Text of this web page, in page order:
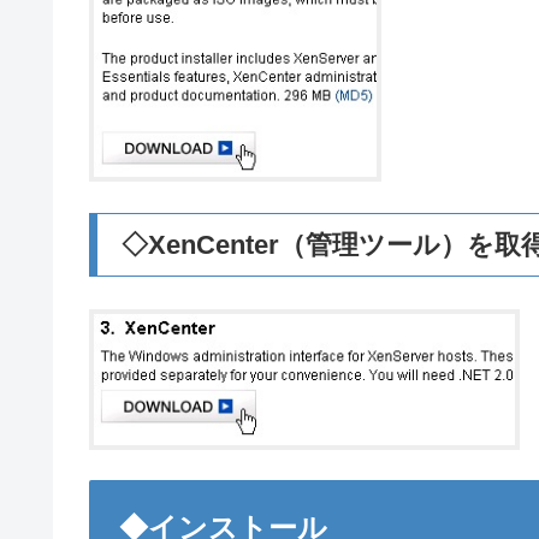
◇XenCenter（管理ツール）を取
◆インストール